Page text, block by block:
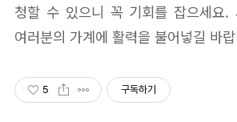
청할 수 있으니 꼭 기회를 잡으세요.
여러분의 가계에 활력을 불어넣길 바
5 구독하기